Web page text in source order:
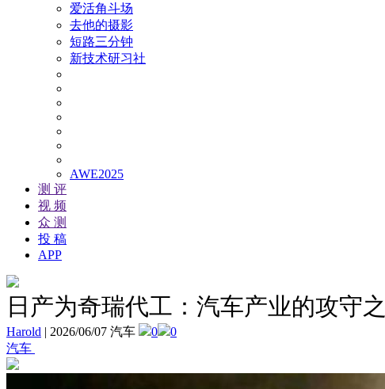
爱活角斗场
去他的摄影
短路三分钟
新技术研习社
AWE2025
测 评
视 频
众 测
投 稿
APP
日产为奇瑞代工：汽车产业的攻守
Harold | 2026/06/07 汽车 0
0
汽车